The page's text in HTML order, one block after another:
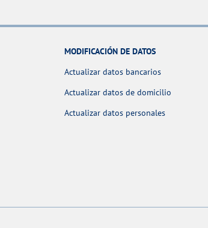
MODIFICACIÓN DE DATOS
Actualizar datos bancarios
Actualizar datos de domicilio
Actualizar datos personales